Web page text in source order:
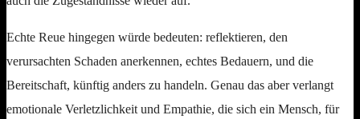
Echte Reue hingegen würde bedeuten: reflektieren, den
verursachten Schaden anerkennen, echtes Bedauern, und die
Bereitschaft, künftig anders zu handeln. Genau das aber verlangt
emotionale Verletzlichkeit und Empathie, die sich ein Mensch, für